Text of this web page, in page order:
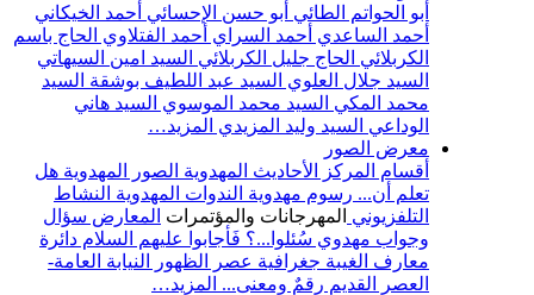
أبو الحواتم الطائي أبو حسن الإحسائي أحمد الخيكاني
أحمد الساعدي أحمد السراي أحمد الفتلاوي الحاج باسم
الكربلائي الحاج جليل الكربلائي السيد امين السيهاتي
السيد جلال العلوي السيد عبد اللطيف بوشقة السيد
محمد المكي السيد محمد الموسوي السيد هاني
الوداعي السيد وليد المزيدي المزيد…
معرض الصور
أقسام المركز
الأحاديث المهدوية الصور المهدوية هل
تعلم أن... رسوم مهدوية الندوات المهدوية النشاط
التلفزيوني المهرجانات والمؤتمرات المعارض سؤال
وجواب مهدوي سُئلوا...؟ فَأجابوا عليهم السلام دائرة
معارف الغيبة جغرافية عصر الظهور
النيابة العامة-
العصر القديم رقمٌ ومعنى... المزيد…